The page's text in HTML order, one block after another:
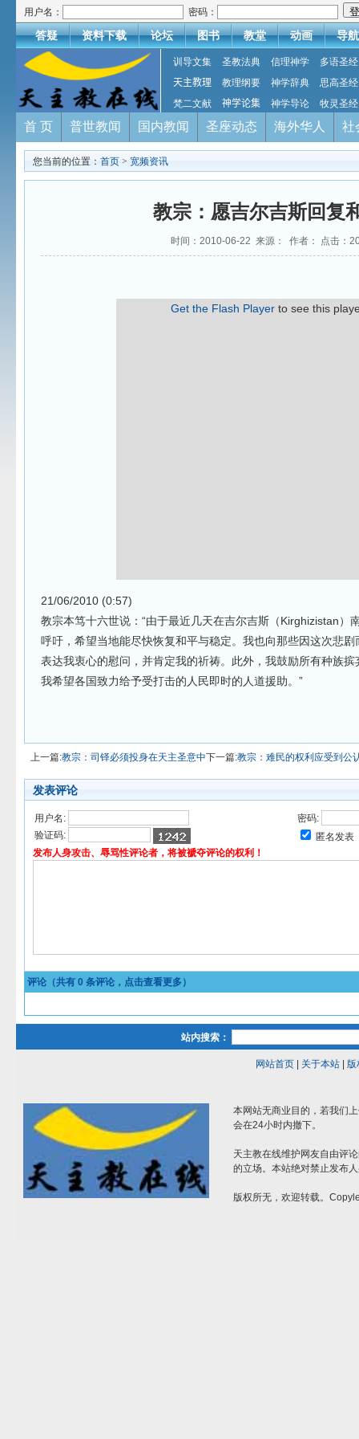
用户名： 密码：
答疑 资料下载 论坛 图书 教堂 动画 导航
训导文集 圣教法典 信理神学
多语圣经
天主教理
教理纲要 神学辞典
思高圣经
梵二文献
神学论集 神学导论 牧灵圣经
首 页 普世教闻 国内教闻 圣座动态 海外华人 社
您当前的位置： 首页 > 宽频资讯
教宗：愿吉尔吉斯回复
时间：2010-06-22 来源： 作者： 点击：
Get the Flash Playerto see this
21/06/2010 (0:57)
教宗本笃十六世说：“由于最近几天在吉尔吉斯（Kirghizistan）
呼吁，希望当地能尽快恢复和平与稳定。我也向那些因这次悲
表达我衷心的慰问，并肯定我的祈祷。此外，我鼓励所有种族
我希望各国致力给予受打击的人民即时的人道援助。”
上一篇:教宗：司铎必须投身在天主圣意中下一篇:教宗：难民的权利应受到公
发表评论
用户名:
密码:
验证码:
匿名发表
发布人身攻击、辱骂性评论者，将被褫夺评论的权利！
评论（共有 0 条评论，点击查看更多）
站内搜索：
网站首页| 关于本站| 版
本网站无商业目的，若我们
会在24小时内撤下。
天主教在线维护网友自由评
的立场。本站绝对禁止发布
版权所无，欢迎转载。